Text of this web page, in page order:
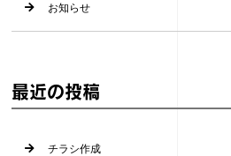
お知らせ
最近の投稿
チラシ作成